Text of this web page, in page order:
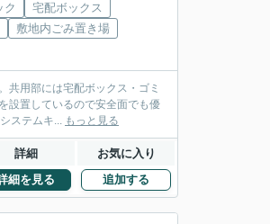
ク
宅配ボックス
敷地内ごみ置き場
共用部には宅配ボックス・ゴミ
設置しているので安全面でも優
ステムキ... もっと見る
詳細 お気に入り
細を見る 追加する